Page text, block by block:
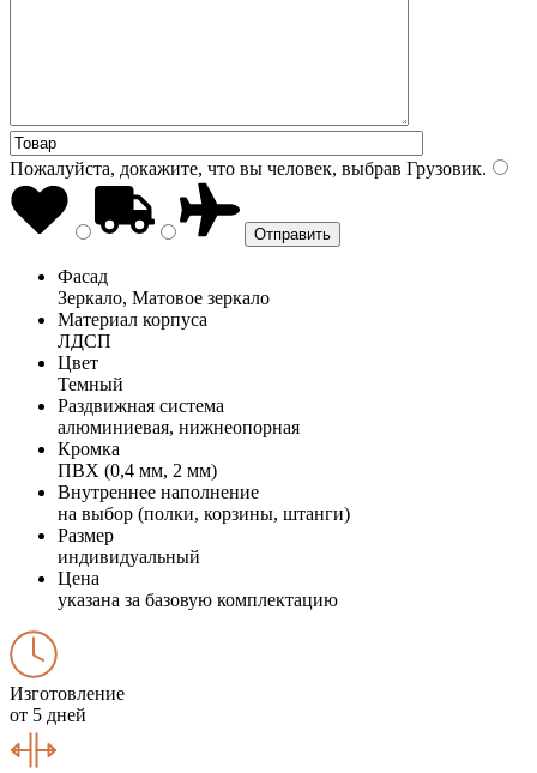
Пожалуйста, докажите, что вы человек, выбрав Грузовик.
Фасад
Зеркало, Матовое зеркало
Материал корпуса
ЛДСП
Цвет
Темный
Раздвижная система
алюминиевая, нижнеопорная
Кромка
ПВХ (0,4 мм, 2 мм)
Внутреннее наполнение
на выбор (полки, корзины, штанги)
Размер
индивидуальный
Цена
указана за базовую комплектацию
Изготовление
от 5 дней